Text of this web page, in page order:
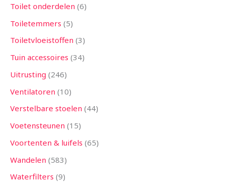
Toilet onderdelen 6
Toiletemmers 5
Toiletvloeistoffen 3
Tuin accessoires 34
Uitrusting 246
Ventilatoren 10
Verstelbare stoelen 44
Voetensteunen 15
Voortenten & luifels 65
Wandelen 583
Waterfilters 9